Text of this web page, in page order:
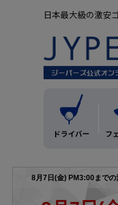
日本最大級の激安
ドライバー フ